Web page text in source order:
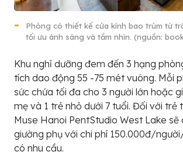
Phòng có thiết kế cửa kính bao trùm từ
tối ưu ánh sáng và tầm nhìn. (nguồn:
Khu nghỉ dưỡng đem đến 3 hạng
tích dao động 55 -75 mét vuông. Mỗi
sức chứa tối đa cho 3 người lớn hoặc
mẹ và 1 trẻ nhỏ dưới 7 tuổi. Đối với trẻ
Muse Hanoi PentStudio West Lake sẽ
giường phụ với chi phí 150.000đ/
có nhu cầu.